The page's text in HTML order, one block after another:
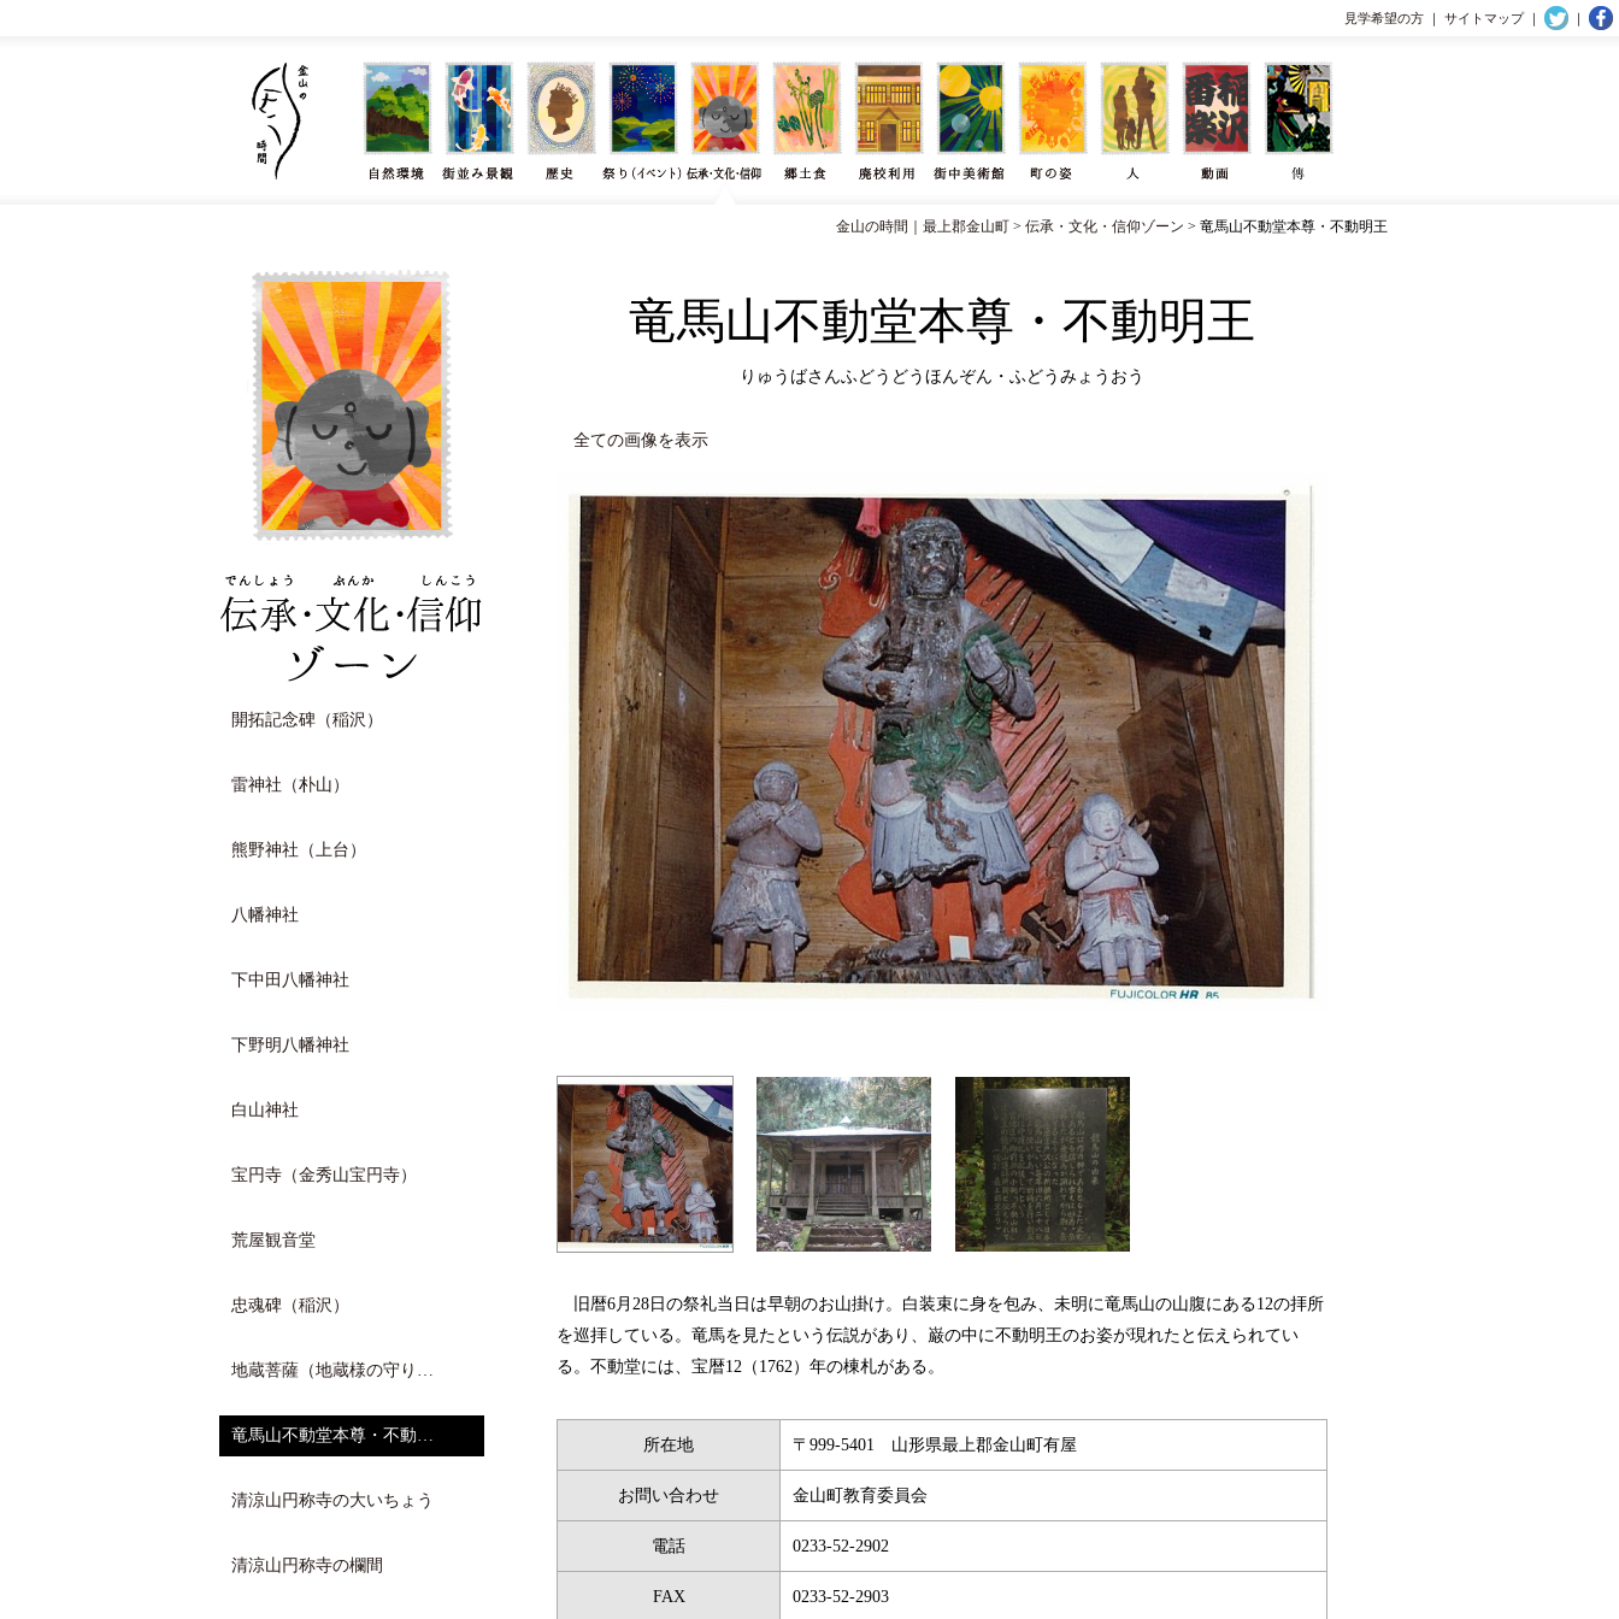
見学希望の方 ｜ サイトマップ｜ ｜
金山の時間｜最上郡金山町 > 伝承・文化・信仰ゾーン > 竜馬山不動堂本尊・不動明王
竜馬山不動堂本尊・不動明王
りゅうばさんふどうどうほんぞん・ふどうみょうおう
全ての画像を表示
旧暦6月28日の祭礼当日は早朝のお山掛け。白装束に身を包み、未明に竜馬山の山腹にある12の拝所
を巡拝している。竜馬を見たという伝説があり、巌の中に不動明王のお姿が現れたと伝えられてい
る。不動堂には、宝暦12（1762）年の棟札がある。
所在地 〒999-5401 山形県最上郡金山町有屋
お問い合わせ 金山町教育委員会
電話 0233-52-2902
FAX 0233-52-2903
開拓記念碑（稲沢）
雷神社（朴山）
熊野神社（上台）
八幡神社
下中田八幡神社
下野明八幡神社
白山神社
宝円寺（金秀山宝円寺）
荒屋観音堂
忠魂碑（稲沢）
地蔵菩薩（地蔵様の守り…
竜馬山不動堂本尊・不動…
清涼山円称寺の大いちょう
清涼山円称寺の欄間